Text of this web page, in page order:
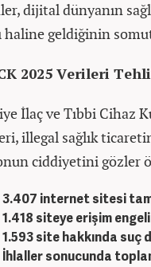
dijital dünyanın
haline geldiğinin
2025 Verileri
İlaç ve Tıbbi Cihaz
illegal sağlık
ciddiyetini gözler
3.407 internet sitesi
1.418 siteye erişim
1.593site hakkında suç
İhlaller sonucunda